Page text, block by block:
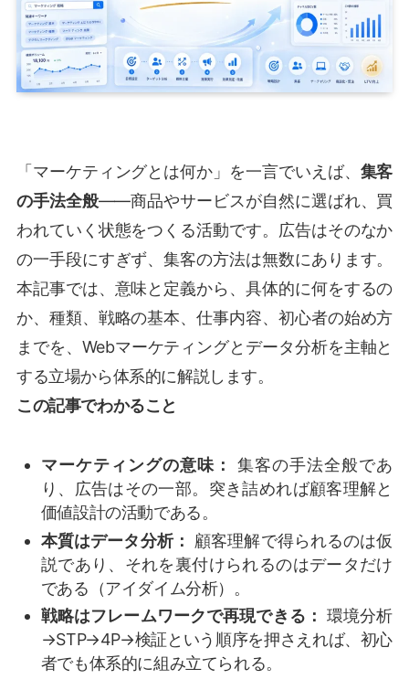
「マーケティングとは何か」を一言でいえば、 集客
の手法全般——商品やサービスが自然に選ばれ、買
われていく状態をつくる活動です。広告はそのなか
の一手段にすぎず、集客の方法は無数にあります。
本記事では、意味と定義から、具体的に何をするの
か、種類、戦略の基本、仕事内容、初心者の始め方
までを、Webマーケティングとデータ分析を主軸と
する立場から体系的に解説します。
この記事でわかること
マーケティングの意味：
集客の手法全般であ
り、広告はその一部。突き詰めれば顧客理解と
価値設計の活動である。
本質はデータ分析：
顧客理解で得られるのは仮
説であり、それを裏付けられるのはデータだけ
である（アイダイム分析）。
戦略はフレームワークで再現できる： 環境分析
→STP→4P→検証という順序を押さえれば、初心
者でも体系的に組み立てられる。